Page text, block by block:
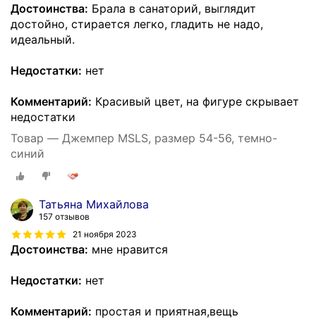
Достоинства: Брала в санаторий, выглядит
достойно, стирается легко, гладить не надо,
идеальный.
Недостатки: нет
Комментарий: Красивый цвет, на фигуре скрывает
недостатки
Товар — Джемпер MSLS, размер 54-56, темно-
синий
Татьяна Михайлова
157 отзывов
21 ноября 2023
Достоинства: мне нравится
Недостатки: нет
Комментарий: простая и приятная,вещь